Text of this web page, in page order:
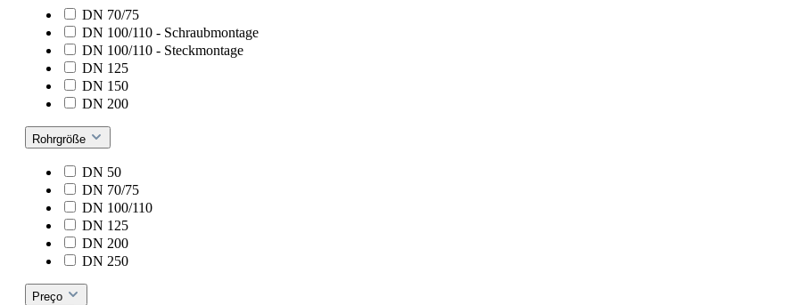
DN 70/75
DN 100/110 - Schraubmontage
DN 100/110 - Steckmontage
DN 125
DN 150
DN 200
Rohrgröße
DN 50
DN 70/75
DN 100/110
DN 125
DN 200
DN 250
Preço